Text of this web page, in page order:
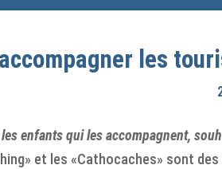
les
enfants qui les accompagnent,
et les «Cathocaches» sont